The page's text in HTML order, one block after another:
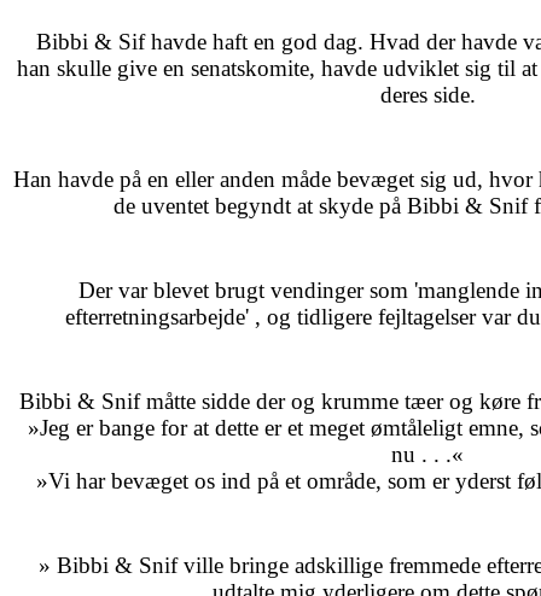
Bibbi & Sif havde haft en god dag. Hvad der havde
han skulle give en senatskomite, havde udviklet sig til
deres side.
Han havde på en eller anden måde bevæget sig ud,
de uventet begyndt at skyde på Bibbi & Snif
Der var blevet brugt vendinger som 'manglende
efterretningsarbejde' , og tidligere fejltagelser var
Bibbi & Snif måtte sidde der og krumme tæer og køre
»Jeg er bange for at dette er et meget ømtåleligt
nu . . .«
»Vi har bevæget os ind på et område, som er yderst
» Bibbi & Snif ville bringe adskillige fremmede